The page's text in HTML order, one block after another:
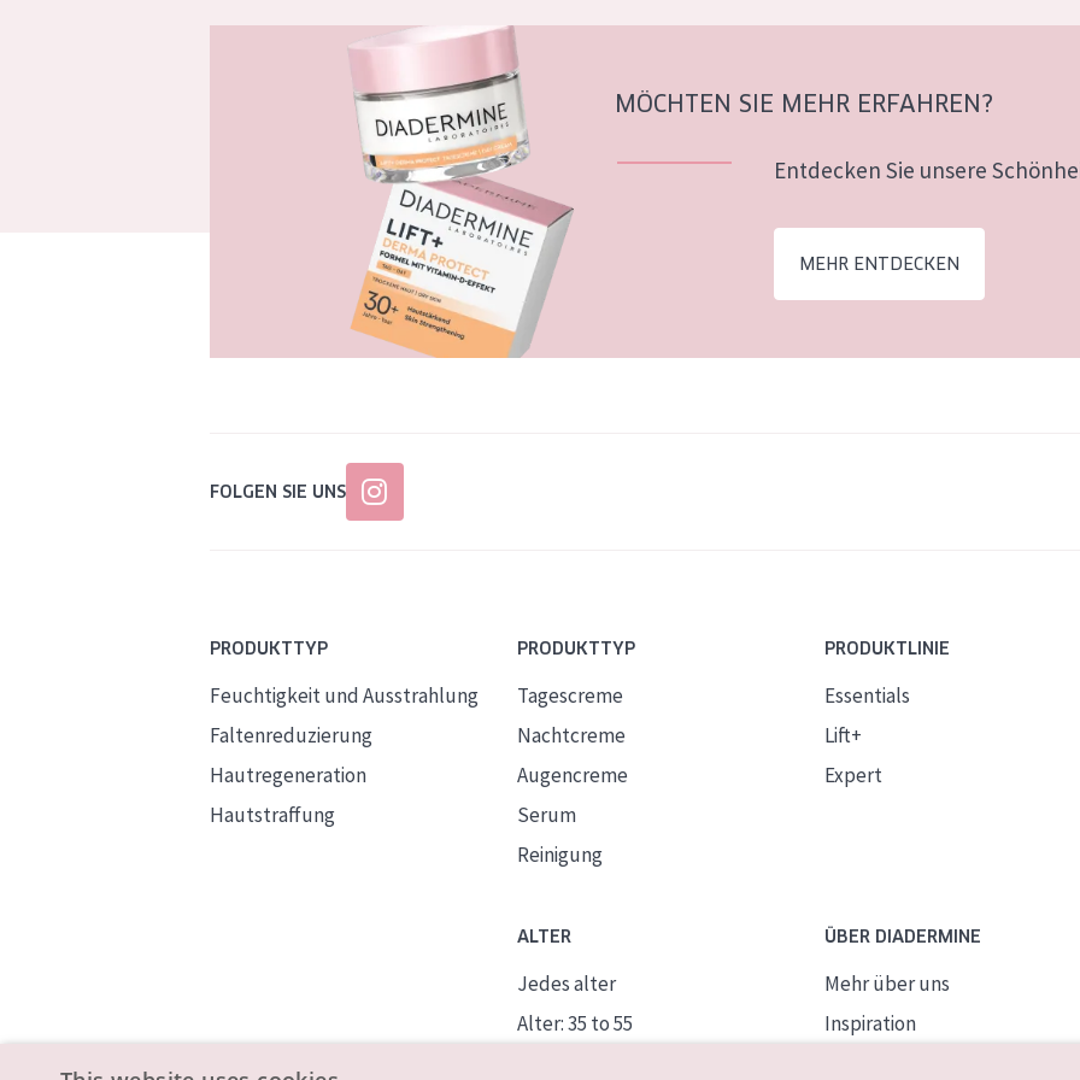
MÖCHTEN SIE MEHR ERFAHREN?
Entdecken Sie unsere
MEHR ENTDECKEN
FOLGEN SIE UNS
PRODUKTTYP
Feuchtigkeit und Ausstrahlung
Faltenreduzierung
Hautregeneration
Hautstraffung
PRODUKTTYP
Tagescreme
Nachtcreme
Augencreme
Serum
Reinigung
PRODUKTLINIE
Essentials
Lift+
Expert
ALTER
Jedes alter
Alter: 35 to 55
ÜBER DIADERMINE
Mehr über uns
Inspiration